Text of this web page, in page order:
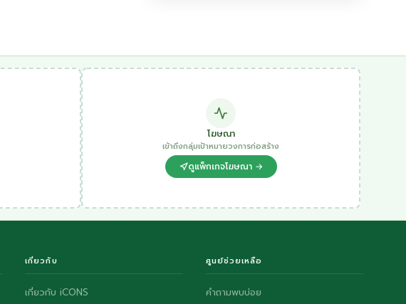
โฆษณา
เข้าถึงกลุ่มเป้าหมายวงการก่อสร้าง
ดูแพ็กเกจโฆษณา →
เกี่ยวกับ
เกี่ยวกับ iCONS
ศูนย์ช่วยเหลือ
คำถามพบบ่อย